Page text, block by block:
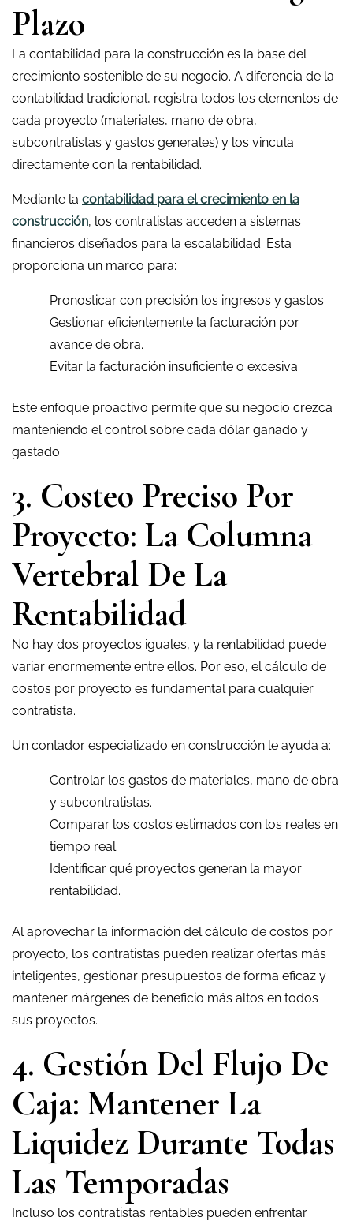
Plazo
La contabilidad para la construcción es la base del
crecimiento sostenible de su negocio. A diferencia de la
contabilidad tradicional, registra todos los elementos de
cada proyecto (materiales, mano de obra,
subcontratistas y gastos generales) y los vincula
directamente con la rentabilidad.
Mediante la contabilidad para el crecimiento en la
construcción, los contratistas acceden a sistemas
financieros diseñados para la escalabilidad. Esta
proporciona un marco para:
Pronosticar con precisión los ingresos y gastos.
Gestionar eficientemente la facturación por
avance de obra.
Evitar la facturación insuficiente o excesiva.
Este enfoque proactivo permite que su negocio crezca
manteniendo el control sobre cada dólar ganado y
gastado.
3. Costeo Preciso Por
Proyecto: La Columna
Vertebral De La
Rentabilidad
No hay dos proyectos iguales, y la rentabilidad puede
variar enormemente entre ellos. Por eso, el cálculo de
costos por proyecto es fundamental para cualquier
contratista.
Un contador especializado en construcción le ayuda a:
Controlar los gastos de materiales, mano de obra
y subcontratistas.
Comparar los costos estimados con los reales en
tiempo real.
Identificar qué proyectos generan la mayor
rentabilidad.
Al aprovechar la información del cálculo de costos por
proyecto, los contratistas pueden realizar ofertas más
inteligentes, gestionar presupuestos de forma eficaz y
mantener márgenes de beneficio más altos en todos
sus proyectos.
4. Gestión Del Flujo De
Caja: Mantener La
Liquidez Durante Todas
Las Temporadas
Incluso los contratistas rentables pueden enfrentar